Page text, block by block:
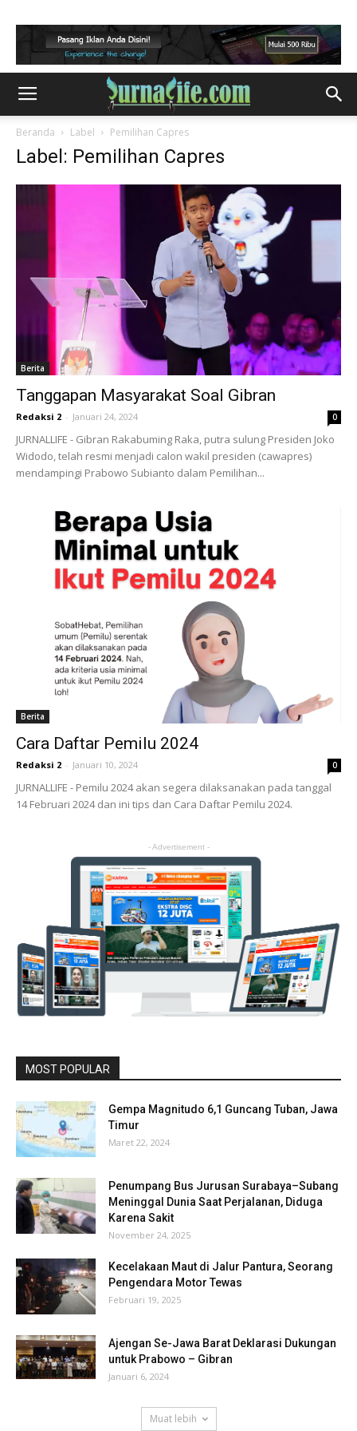
Beranda Label Pemilihan Capres
Label: Pemilihan Capres
Berita
Tanggapan Masyarakat Soal Gibran
Redaksi 2 - Januari 24, 2024 0
JURNALLIFE - Gibran Rakabuming Raka, putra sulung Presiden Joko
Widodo, telah resmi menjadi calon wakil presiden (cawapres)
mendampingi Prabowo Subianto dalam Pemilihan...
Berita
Cara Daftar Pemilu 2024
Redaksi 2 - Januari 10, 2024 0
JURNALLIFE - Pemilu 2024 akan segera dilaksanakan pada tanggal
14 Februari 2024 dan ini tips dan Cara Daftar Pemilu 2024.
- Advertisement -
MOST POPULAR
Gempa Magnitudo 6,1 Guncang Tuban, Jawa
Timur
Maret 22, 2024
Penumpang Bus Jurusan Surabaya–Subang
Meninggal Dunia Saat Perjalanan, Diduga
Karena Sakit
November 24, 2025
Kecelakaan Maut di Jalur Pantura, Seorang
Pengendara Motor Tewas
Februari 19, 2025
Ajengan Se-Jawa Barat Deklarasi Dukungan
untuk Prabowo – Gibran
Januari 6, 2024
Muat lebih